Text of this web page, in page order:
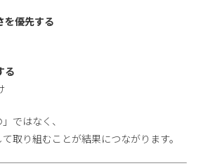
を優先する
る
ではなく、
て取り組むことが結果につながります。